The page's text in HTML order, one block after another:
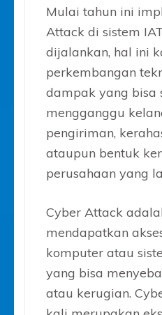
Mulai tahun ini
Attack di sistem
dijalankan, hal ini
perkembangan
dampak yang bisa
mengganggu
pengiriman,
ataupun bentuk
perusahaan yang
Cyber Attack
mendapatkan
komputer atau
yang bisa
atau kerugian.